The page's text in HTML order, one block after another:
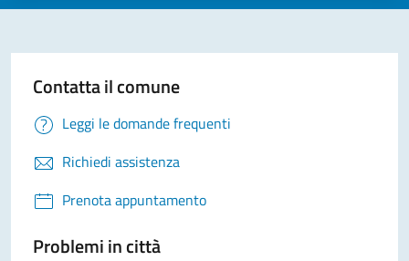
Contatta il comune
Leggi le domande frequenti
Richiedi assistenza
Prenota appuntamento
Problemi in città